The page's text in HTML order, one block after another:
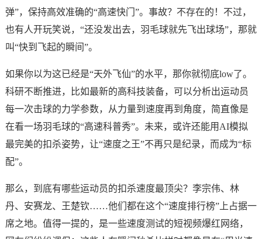
弹”，保持高效准确的“高速快门”。事故？不存在的！不过，
也有人开玩笑说，“还没发出去，羽毛球就先飞出球场”，那就
叫“快到飞起的瞬间”。
如果你以为这已经是“天外飞仙”的水平，那你就彻底low了。
科研不断推进，比如最新的高科技装备，可以分析出运动员
每一次击球的力学参数，从力量到速度再到角度，简直像是
在看一场羽毛球的“高速科普秀”。未来，或许还能用AI模拟
最完美的扣杀姿势，让“速度之王”不再只是纪录，而成为“标
配”。
那么，到底有哪些运动员的扣杀速度最顶尖？李宗伟、林
丹、安赛龙、王楚钦……他们都在这个“速度排行榜”上占据一
席之地。值得一提的，是一些速度测试的短视频爆红网络，